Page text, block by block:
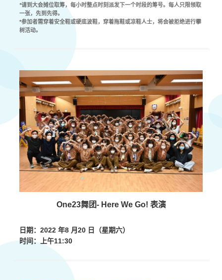
*请到大会摊位取筹，每小时整点时刻派发下一个时段的筹号。每人只限领取
一张，先到先得。
*参加者需穿着安全鞋或硬底波鞋，穿着拖鞋或凉鞋人士，将会被拒绝进行攀
树活动。
One23舞团- Here We Go! 表演
日期： 2022 年8 月20 日（星期六）
时间：上午11:30